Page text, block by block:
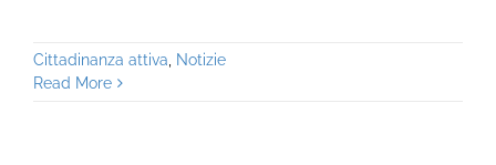
Cittadinanza attiva
Notizie
Read More